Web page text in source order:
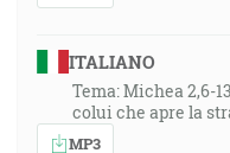
ITALIANO
Tema: Michea 2,6-
colui che apre la
MP3